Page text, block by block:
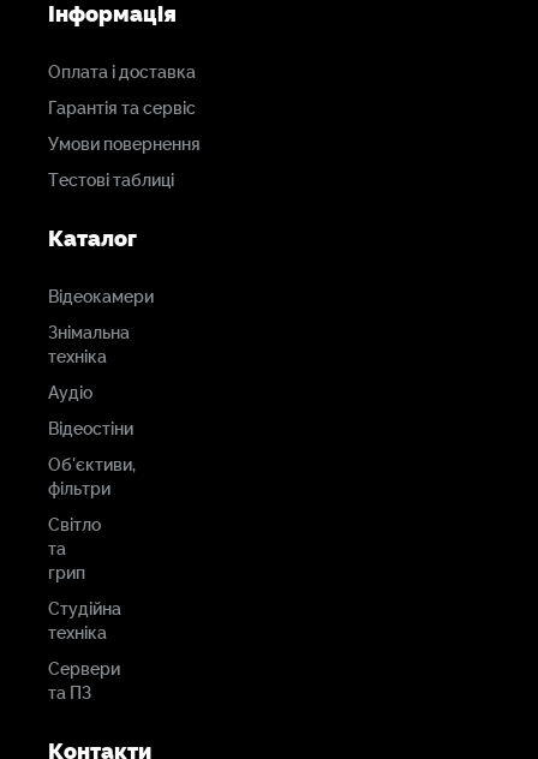
Інформація
Оплата і доставка
Гарантія та сервіс
Умови повернення
Тестові таблиці
Каталог
Відеокамери
Знімальна
техніка
Аудіо
Відеостіни
Об'єктиви,
фільтри
Світло
та
грип
Студійна
техніка
Сервери
та ПЗ
Контакти